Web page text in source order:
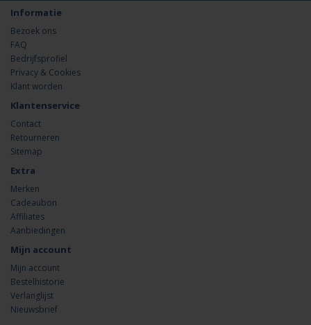
Informatie
Bezoek ons
FAQ
Bedrijfsprofiel
Privacy & Cookies
Klant worden
Klantenservice
Contact
Retourneren
Sitemap
Extra
Merken
Cadeaubon
Affiliates
Aanbiedingen
Mijn account
Mijn account
Bestelhistorie
Verlanglijst
Nieuwsbrief